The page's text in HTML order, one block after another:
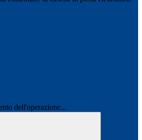
dell'operazione...